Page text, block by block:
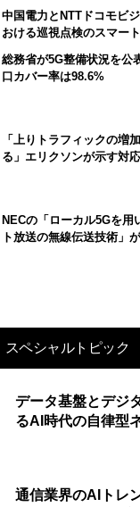
中国電力とNTTドコモビ
おける巡視点検のスマー
総務省が5G整備状況を公
口カバー率は98.6%
「上りトラフィックの増
る」エリクソンが示す対
NECの「ローカル5Gを用
ト放送の無線伝送技術」
スペシャルトピック
データ基盤とデジ
るAI時代の自律型
通信業界のAIトレ